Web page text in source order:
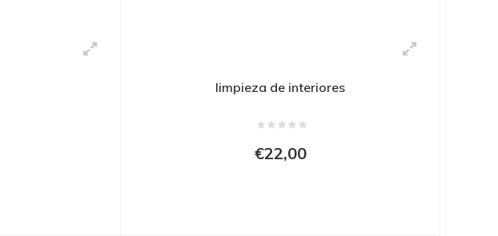
limpieza de interiores
€22,00